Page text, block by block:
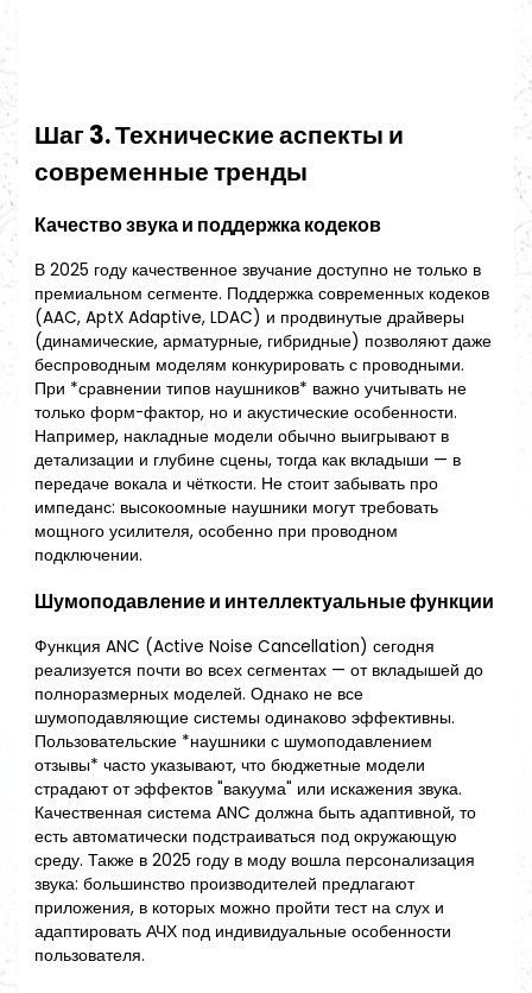
Шаг 3. Технические аспекты и
современные тренды
Качество звука и поддержка кодеков
В 2025 году качественное звучание доступно не только в
премиальном сегменте. Поддержка современных кодеков
(AAC, AptX Adaptive, LDAC) и продвинутые драйверы
(динамические, арматурные, гибридные) позволяют даже
беспроводным моделям конкурировать с проводными.
При *сравнении типов наушников* важно учитывать не
только форм-фактор, но и акустические особенности.
Например, накладные модели обычно выигрывают в
детализации и глубине сцены, тогда как вкладыши — в
передаче вокала и чёткости. Не стоит забывать про
импеданс: высокоомные наушники могут требовать
мощного усилителя, особенно при проводном
подключении.
Шумоподавление и интеллектуальные функции
Функция ANC (Active Noise Cancellation) сегодня
реализуется почти во всех сегментах — от вкладышей до
полноразмерных моделей. Однако не все
шумоподавляющие системы одинаково эффективны.
Пользовательские *наушники с шумоподавлением
отзывы* часто указывают, что бюджетные модели
страдают от эффектов "вакуума" или искажения звука.
Качественная система ANC должна быть адаптивной, то
есть автоматически подстраиваться под окружающую
среду. Также в 2025 году в моду вошла персонализация
звука: большинство производителей предлагают
приложения, в которых можно пройти тест на слух и
адаптировать АЧХ под индивидуальные особенности
пользователя.